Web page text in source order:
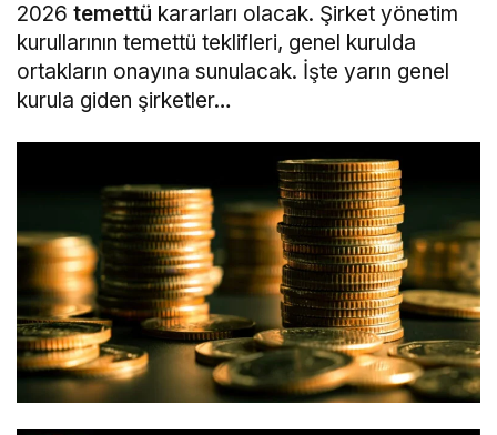
2026temettü kararları olacak. Şirket yönetim
kurullarının temettü teklifleri, genel kurulda
ortakların onayına sunulacak. İşte yarın genel
kurula giden şirketler…